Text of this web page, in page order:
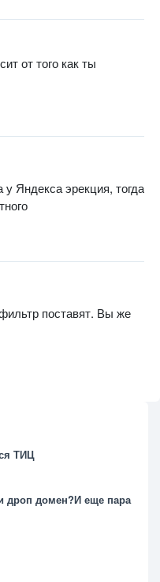
от того как ты
Яндекса эрекция, тогда
поставят. Вы же
ТИЦ
дроп домен?И еще пара